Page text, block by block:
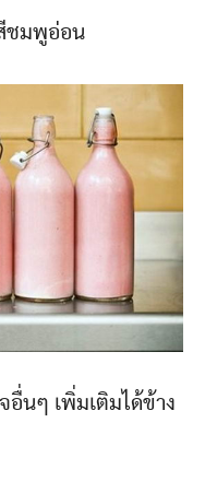
ชมพูอ่อน
อื่นๆ เพิ่มเติมได้ข้าง